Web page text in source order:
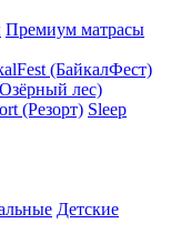
Премиум матрасы
(БайкалФест)
лес)
(Резорт) Sleep
Детские